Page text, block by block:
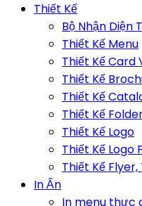
Thiết Kế
Bộ Nhận Diện
Thiết Kế Menu
Thiết Kế Card
Thiết Kế
Thiết Kế
Thiết Kế
Thiết Kế Logo
Thiết Kế Logo
Thiết Kế
In Ấn
In menu thực